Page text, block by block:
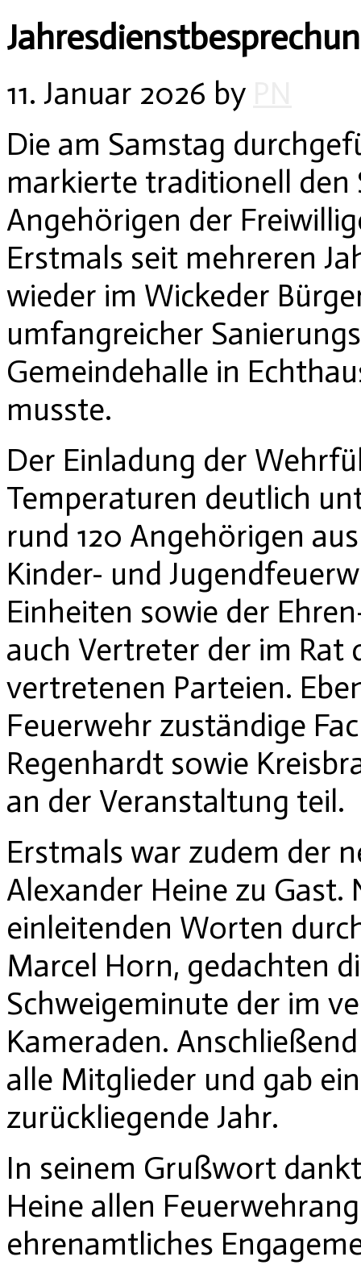
11. Januar 2026 by
Die am Samstag
markierte traditionell den
Angehörigen der
Erstmals seit mehreren
wieder im Wickeder
umfangreicher
Gemeindehalle in
musste.
Der Einladung der
Temperaturen deutlich
rund 120 Angehörigen
Kinder- und
Einheiten sowie der
auch Vertreter der im Rat
vertretenen Parteien.
Feuerwehr zuständige
Regenhardt sowie
an der Veranstaltung teil.
Erstmals war zudem der
Alexander Heine zu
einleitenden Worten
Marcel Horn, gedachten
Schweigeminute der im
Kameraden.
alle Mitglieder und gab
zurückliegende Jahr.
In seinem Grußwort
Heine allen
ehrenamtliches